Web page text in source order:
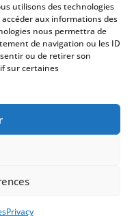
utilisons des technologies
aux informations des
nous permettra de
de navigation ou les ID
ou de retirer son
sur certaines
Privacy
dès 20h